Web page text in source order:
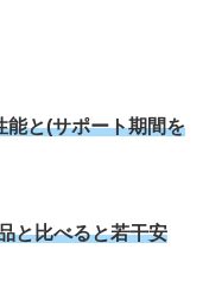
と(サポート期間を
と比べると若干安